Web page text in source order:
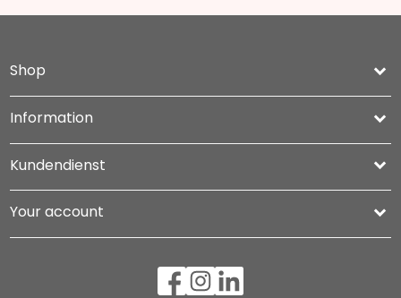
Shop keyboard_arrow_down
Information 
Kundendienst 
Your account 